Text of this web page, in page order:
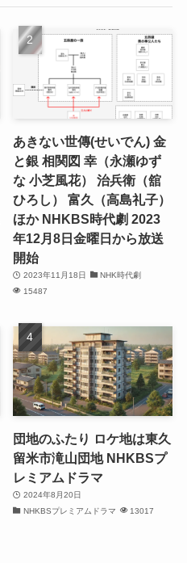
あきない世傳(せいでん) 金
と銀 相関図 幸（永瀬ゆず
な 小芝風花） 治兵衛（舘
ひろし） 富久（高島礼子）
ほか NHKBS時代劇 2023
年12月8日金曜日から放送
開始
2023年11月18日
NHK時代劇
15487
団地のふたり ロケ地は東久
留米市滝山団地 NHKBSプ
レミアムドラマ
2024年8月20日
NHKBSプレミアムドラマ
13017